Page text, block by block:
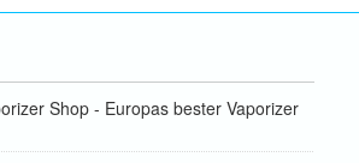
Shop - Europas bester Vaporizer